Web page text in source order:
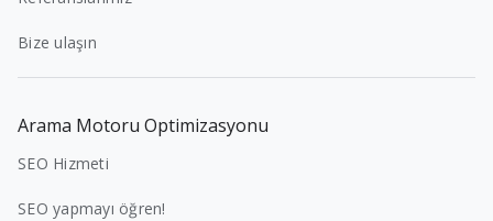
Bize ulaşın
Arama Motoru Optimizasyonu
SEO Hizmeti
SEO yapmayı öğren!